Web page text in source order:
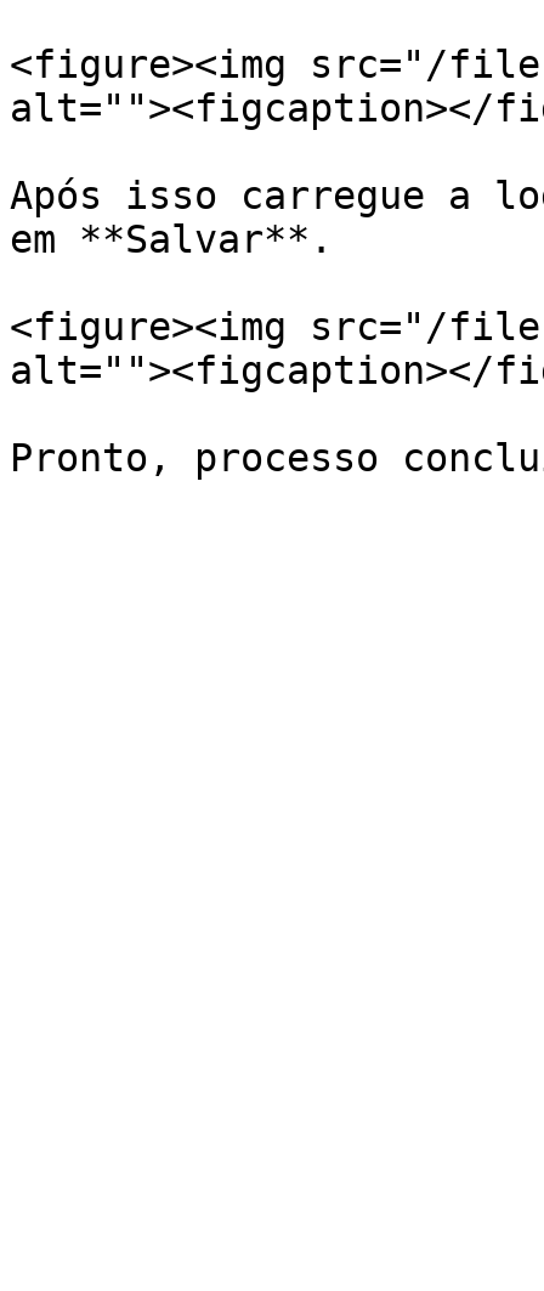
<figure><img src="/
alt=""><figcaption></
Após isso carregue a
em **Salvar**.
<figure><img src="/files/
alt=""><figcaption></